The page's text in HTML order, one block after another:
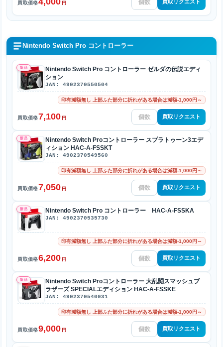
買取価格 円 買取リクエスト
Nintendo Switch Pro コントローラー
新品
Nintendo Switch Pro コントローラー ゼルダの伝説エディ
ション
JAN: 4902370550504
印有減額無し 上部ふた部分に折れがある場合は減額-1,000円～
買取価格7,100 円 買取リクエスト
新品
Nintendo Switch Proコントローラー スプラトゥーン3エデ
ィション HAC-A-FSSKT
JAN: 4902370549560
印有減額無し 上部ふた部分に折れがある場合は減額-1,000円～
買取価格7,050 円 買取リクエスト
新品 Nintendo Switch Pro コントローラー HAC-A-FSSKA
JAN: 4902370535730
印有減額無し 上部ふた部分に折れがある場合は減額-1,000円～
買取価格6,200 円 買取リクエスト
新品
Nintendo Switch Proコントローラー 大乱闘スマッシュブ
ラザーズ SPECIALエディション HAC-A-FSSKE
JAN: 4902370540031
印有減額無し 上部ふた部分に折れがある場合は減額-1,000円～
買取価格9,000 円 買取リクエスト